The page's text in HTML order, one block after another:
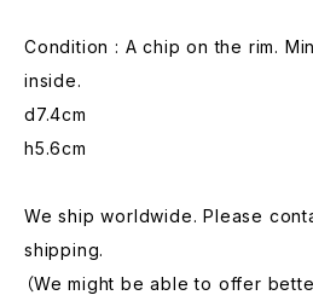
Condition : A chip on the rim.
inside.
d7.4cm
h5.6cm
We ship worldwide. Please
shipping.
（We might be able to offer